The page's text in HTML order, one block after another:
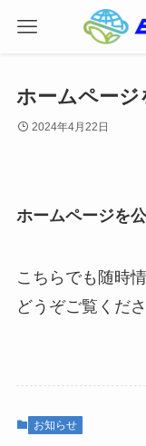
ホームページ
2024年4月22日
ホームページを
こちらでも随時
どうぞご覧くださ
お知らせ